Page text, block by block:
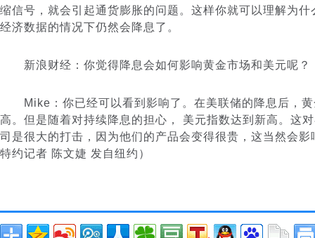
缩信号，就会引起通货膨胀的问题。这样你就可以理解为
经济数据的情况下仍然会降息了。
新浪财经：你觉得降息会如何影响黄金市场和美元呢？
Mike：你已经可以看到影响了。在美联储的降息后，黄
高。但是随着对持续降息的担心， 美元指数达到新高。这
司是很大的打击，因为他们的产品会变得很贵，这当然会
特约记者 陈文婕 发自纽约）